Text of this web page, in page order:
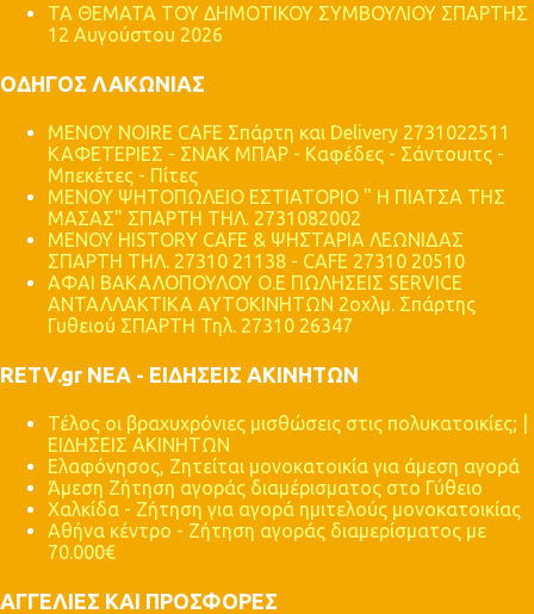
ΤΑ ΘΕΜΑΤΑ ΤΟΥ ΔΗΜΟΤΙΚΟΥ ΣΥΜΒΟΥΛΙΟΥ ΣΠΑΡΤΗΣ
12 Αυγούστου 2026
ΟΔΗΓΟΣ ΛΑΚΩΝΙΑΣ
MENOY NOIRE CAFE Σπάρτη και Delivery 2731022511
ΚΑΦΕΤΕΡΙΕΣ - ΣΝΑΚ ΜΠΑΡ - Καφέδες - Σάντουιτς -
Μπεκέτες - Πίτες
ΜΕΝΟΥ ΨΗΤΟΠΩΛΕΙΟ ΕΣΤΙΑΤΟΡΙΟ " Η ΠΙΑΤΣΑ ΤΗΣ
ΜΑΣΑΣ" ΣΠΑΡΤΗ ΤΗΛ. 2731082002
ΜΕΝΟΥ HISTORY CAFE & ΨΗΣΤΑΡΙΑ ΛΕΩΝΙΔΑΣ
ΣΠΑΡΤΗ ΤΗΛ. 27310 21138 - CAFE 27310 20510
ΑΦΑΙ ΒΑΚΑΛΟΠΟΥΛΟΥ Ο.Ε ΠΩΛΗΣΕΙΣ SERVICE
ΑΝΤΑΛΛΑΚΤΙΚΑ ΑΥΤΟΚΙΝΗΤΩΝ 2οχλμ. Σπάρτης
Γυθειού ΣΠΑΡΤΗ Τηλ. 27310 26347
RETV.gr ΝΕΑ - ΕΙΔΗΣΕΙΣ ΑΚΙΝΗΤΩΝ
Τέλος οι βραχυχρόνιες μισθώσεις στις πολυκατοικίες; |
ΕΙΔΗΣΕΙΣ ΑΚΙΝΗΤΩΝ
Ελαφόνησος, Ζητείται μονοκατοικία για άμεση αγορά
Άμεση Ζήτηση αγοράς διαμέρισματος στο Γύθειο
Χαλκίδα - Ζήτηση για αγορά ημιτελούς μονοκατοικίας
Αθήνα κέντρο - Ζήτηση αγοράς διαμερίσματος με
70.000€
ΑΓΓΕΛΙΕΣ ΚΑΙ ΠΡΟΣΦΟΡΕΣ